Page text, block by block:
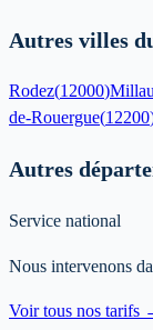
Autres villes
Rodez(12000)
de-Rouergue(12200
Autres
Service national
Nous intervenons
Voir tous nos tarifs